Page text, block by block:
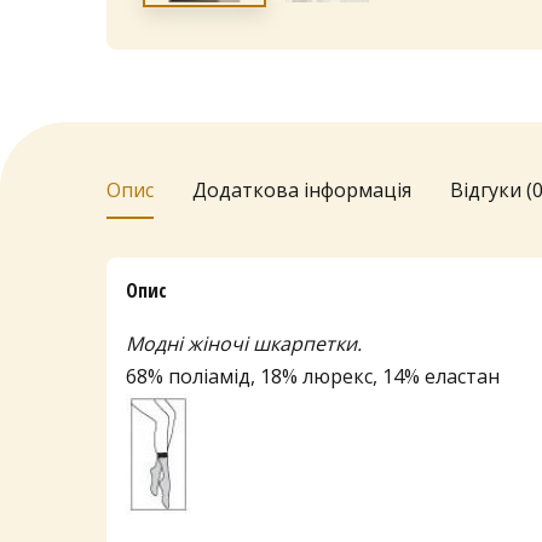
Опис Додаткова інформація Відгуки
Опис
Модні жіночі шкарпетки.
68% поліамід, 18% люрекс, 14% еластан